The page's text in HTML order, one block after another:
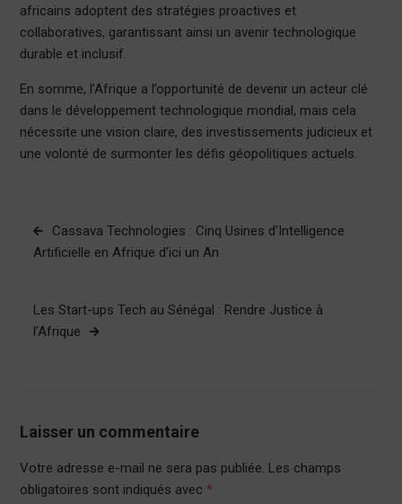
africains adoptent des stratégies proactives et
collaboratives, garantissant ainsi un avenir technologique
durable et inclusif.
En somme, l’Afrique a l’opportunité de devenir un acteur clé
dans le développement technologique mondial, mais cela
nécessite une vision claire, des investissements judicieux et
une volonté de surmonter les défis géopolitiques actuels.
Navigation
de
Cassava Technologies : Cinq Usines d’Intelligence
Artificielle en Afrique d’ici un An
Les Start-ups Tech au Sénégal : Rendre Justice à
l’Afrique
Laisser un commentaire
Votre adresse e-mail ne sera pas publiée. Les champs
obligatoires sont indiqués avec *